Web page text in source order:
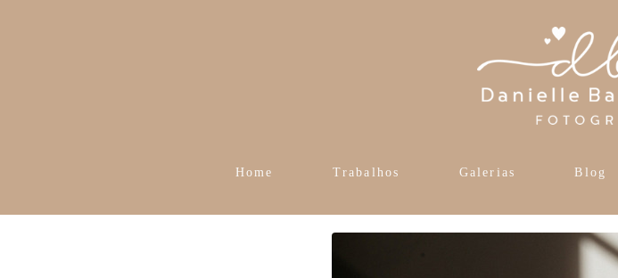
Home Trabalhos Galerias Blog